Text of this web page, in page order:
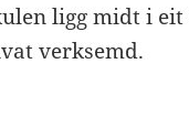
ligg midt i eit
verksemd.